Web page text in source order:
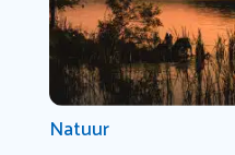
Natuur